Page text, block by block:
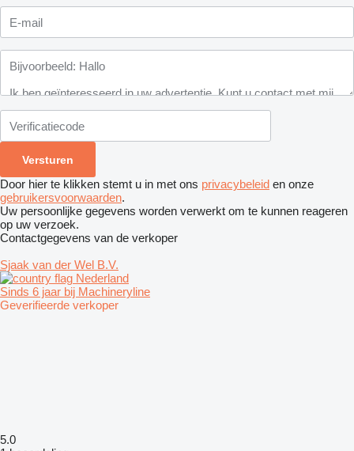
Door hier te klikken stemt u in met ons privacybeleid en onze
gebruikersvoorwaarden.
Uw persoonlijke gegevens worden verwerkt om te kunnen reageren
op uw verzoek.
Contactgegevens van de verkoper
Sjaak van der Wel B.V.
Nederland
Sinds 6 jaar bij Machineryline
Geverifieerde verkoper
5.0